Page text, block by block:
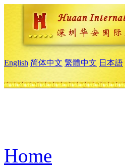
English 简体中文 繁體中文 日本語
Home